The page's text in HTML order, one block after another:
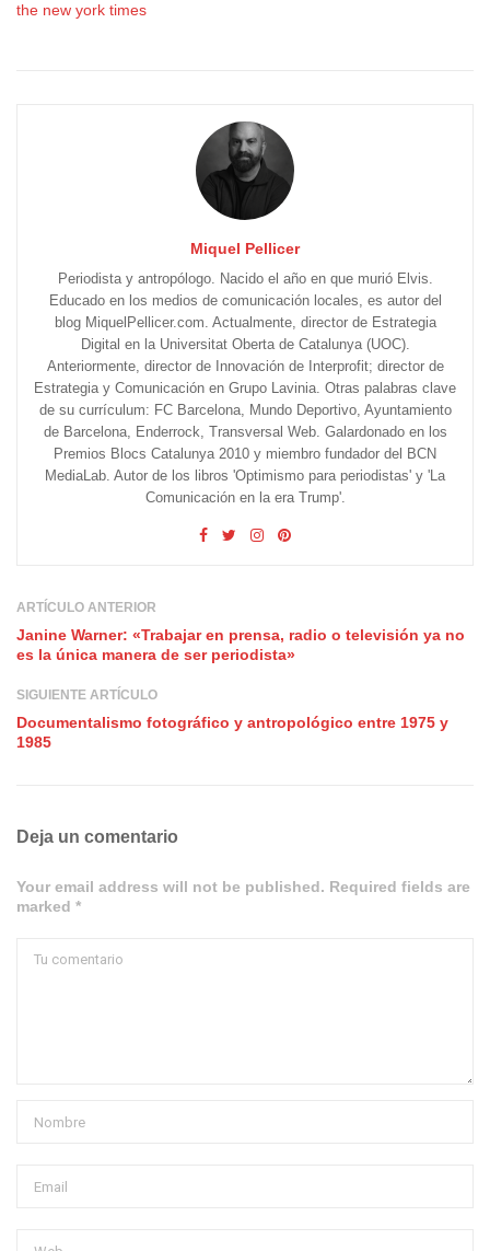
the new york times
Miquel Pellicer
Periodista y antropólogo. Nacido el año en que murió Elvis.
Educado en los medios de comunicación locales, es autor del
blog MiquelPellicer.com. Actualmente, director de Estrategia
Digital en la Universitat Oberta de Catalunya (UOC).
Anteriormente, director de Innovación de Interprofit; director de
Estrategia y Comunicación en Grupo Lavinia. Otras palabras clave
de su currículum: FC Barcelona, Mundo Deportivo, Ayuntamiento
de Barcelona, Enderrock, Transversal Web. Galardonado en los
Premios Blocs Catalunya 2010 y miembro fundador del BCN
MediaLab. Autor de los libros 'Optimismo para periodistas' y 'La
Comunicación en la era Trump'.
ARTÍCULO ANTERIOR
Janine Warner: «Trabajar en prensa, radio o televisión ya no
es la única manera de ser periodista»
SIGUIENTE ARTÍCULO
Documentalismo fotográfico y antropológico entre 1975 y
1985
Deja un comentario
Your email address will not be published. Required fields are
marked *